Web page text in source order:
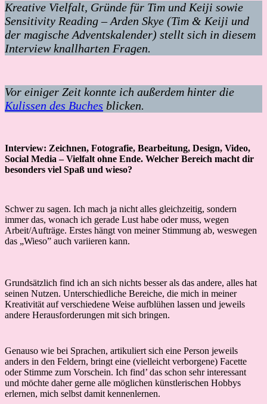
Kreative Vielfalt, Gründe für Tim und Keiji sowie
Sensitivity Reading – Arden Skye (Tim & Keiji und
der magische Adventskalender) stellt sich in diesem
Interview knallharten Fragen.
Vor einiger Zeit konnte ich außerdem hinter die
Kulissen des Buches blicken.
Interview: Zeichnen, Fotografie, Bearbeitung, Design, Video,
Social Media – Vielfalt ohne Ende. Welcher Bereich macht dir
besonders viel Spaß und wieso?
Schwer zu sagen. Ich mach ja nicht alles gleichzeitig, sondern
immer das, wonach ich gerade Lust habe oder muss, wegen
Arbeit/Aufträge. Erstes hängt von meiner Stimmung ab, weswegen
das „Wieso” auch variieren kann.
Grundsätzlich find ich an sich nichts besser als das andere, alles hat
seinen Nutzen. Unterschiedliche Bereiche, die mich in meiner
Kreativität auf verschiedene Weise aufblühen lassen und jeweils
andere Herausforderungen mit sich bringen.
Genauso wie bei Sprachen, artikuliert sich eine Person jeweils
anders in den Feldern, bringt eine (vielleicht verborgene) Facette
oder Stimme zum Vorschein. Ich find’ das schon sehr interessant
und möchte daher gerne alle möglichen künstlerischen Hobbys
erlernen, mich selbst damit kennenlernen.